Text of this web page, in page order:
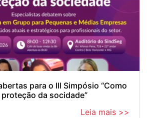
para o III Simpósio “Como
da socidade”
Leia mais >>